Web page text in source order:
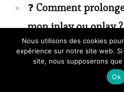
❓ Comment
mon inlay ou onlay ?
En suivant une
en évitant les excès
réalisant des visites
Nous utilisons des cookies
expérience sur notre site web.
site, nous supposerons
Ok